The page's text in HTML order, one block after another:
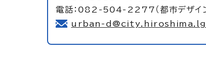
電話：082-504-2277（都市デザ
urban-